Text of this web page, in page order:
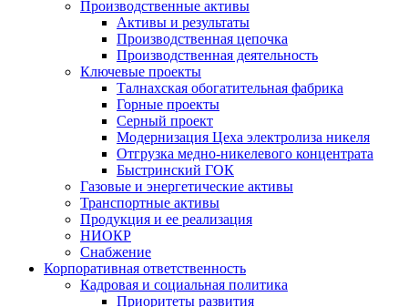
Производственные активы
Активы и результаты
Производственная цепочка
Производственная деятельность
Ключевые проекты
Талнахская обогатительная фабрика
Горные проекты
Серный проект
Модернизация Цеха электролиза никеля
Отгрузка медно-никелевого концентрата
Быстринский ГОК
Газовые и энергетические активы
Транспортные активы
Продукция и ее реализация
НИОКР
Снабжение
Корпоративная ответственность
Кадровая и социальная политика
Приоритеты развития